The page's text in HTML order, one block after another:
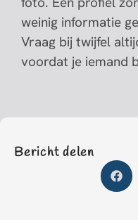
Bericht delen
weinig informatie
Vraag bij twijfel
voordat je iemand